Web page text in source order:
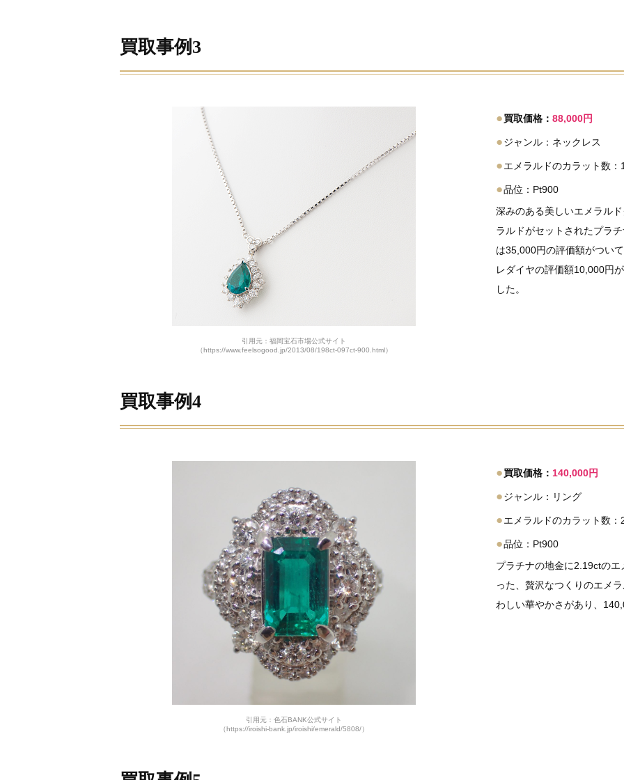
買取事例3
引用元：福岡宝石市場公式サイト
（https://www.feelsogood.jp/2013/08/198ct-097ct-900.html）
●買取価格： 88,000円
●ジャンル：ネックレス
●エメラルドのカラット数：
●品位：Pt900
深みのある美しいエメラル
ラルドがセットされたプラ
は35,000円の評価額がつい
レダイヤの評価額10,000円
した。
買取事例4
引用元：色石BANK公式サイト
（https://iroishi-bank.jp/iroishi/emerald/5808/）
●買取価格： 140,000円
●ジャンル：リング
●エメラルドのカラット数：
●品位：Pt900
プラチナの地金に2.19ctの
った、贅沢なつくりのエメ
わしい華やかさがあり、